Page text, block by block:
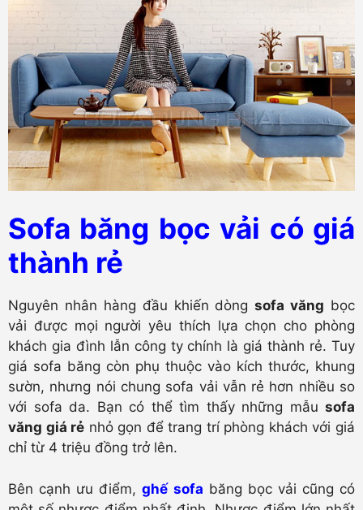
Sofa băng bọc vải có giá
thành rẻ
Nguyên nhân hàng đầu khiến dòngsofa văng bọc
vải được mọi người yêu thích lựa chọn cho phòng
khách gia đình lẫn công ty chính là giá thành rẻ. Tuy
giá sofa băng còn phụ thuộc vào kích thước, khung
sườn, nhưng nói chung sofa vải vẫn rẻ hơn nhiều so
với sofa da. Bạn có thể tìm thấy những mẫu sofa
văng giá rẻ nhỏ gọn để trang trí phòng khách với giá
chỉ từ 4 triệu đồng trở lên.
Bên cạnh ưu điểm,ghế sofa băng bọc vải cũng có